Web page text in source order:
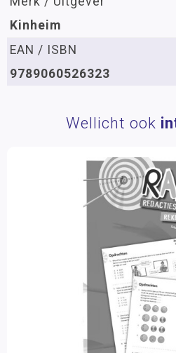
Kinheim
EAN / ISBN
9789060526323
Wellicht ook